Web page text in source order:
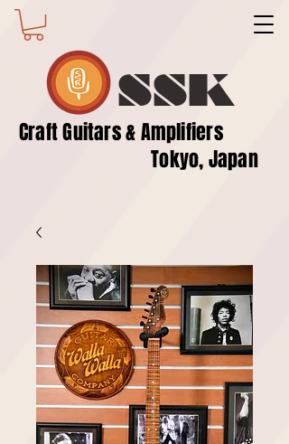
SSK
​Craft Guitars & Amplifiers
Tokyo, Japan